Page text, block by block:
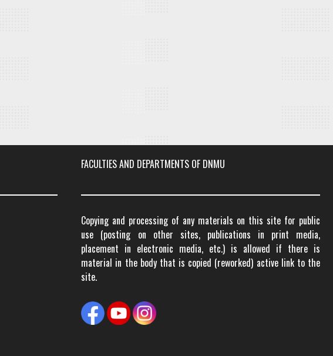
FACULTIES AND DEPARTMENTS OF DNMU
Copying and processing of any materials on this site for public
use (posting on other sites, publications in print media,
placement in electronic media, etc.) is allowed if there is
material in the body that is copied (reworked) active link to the
site.